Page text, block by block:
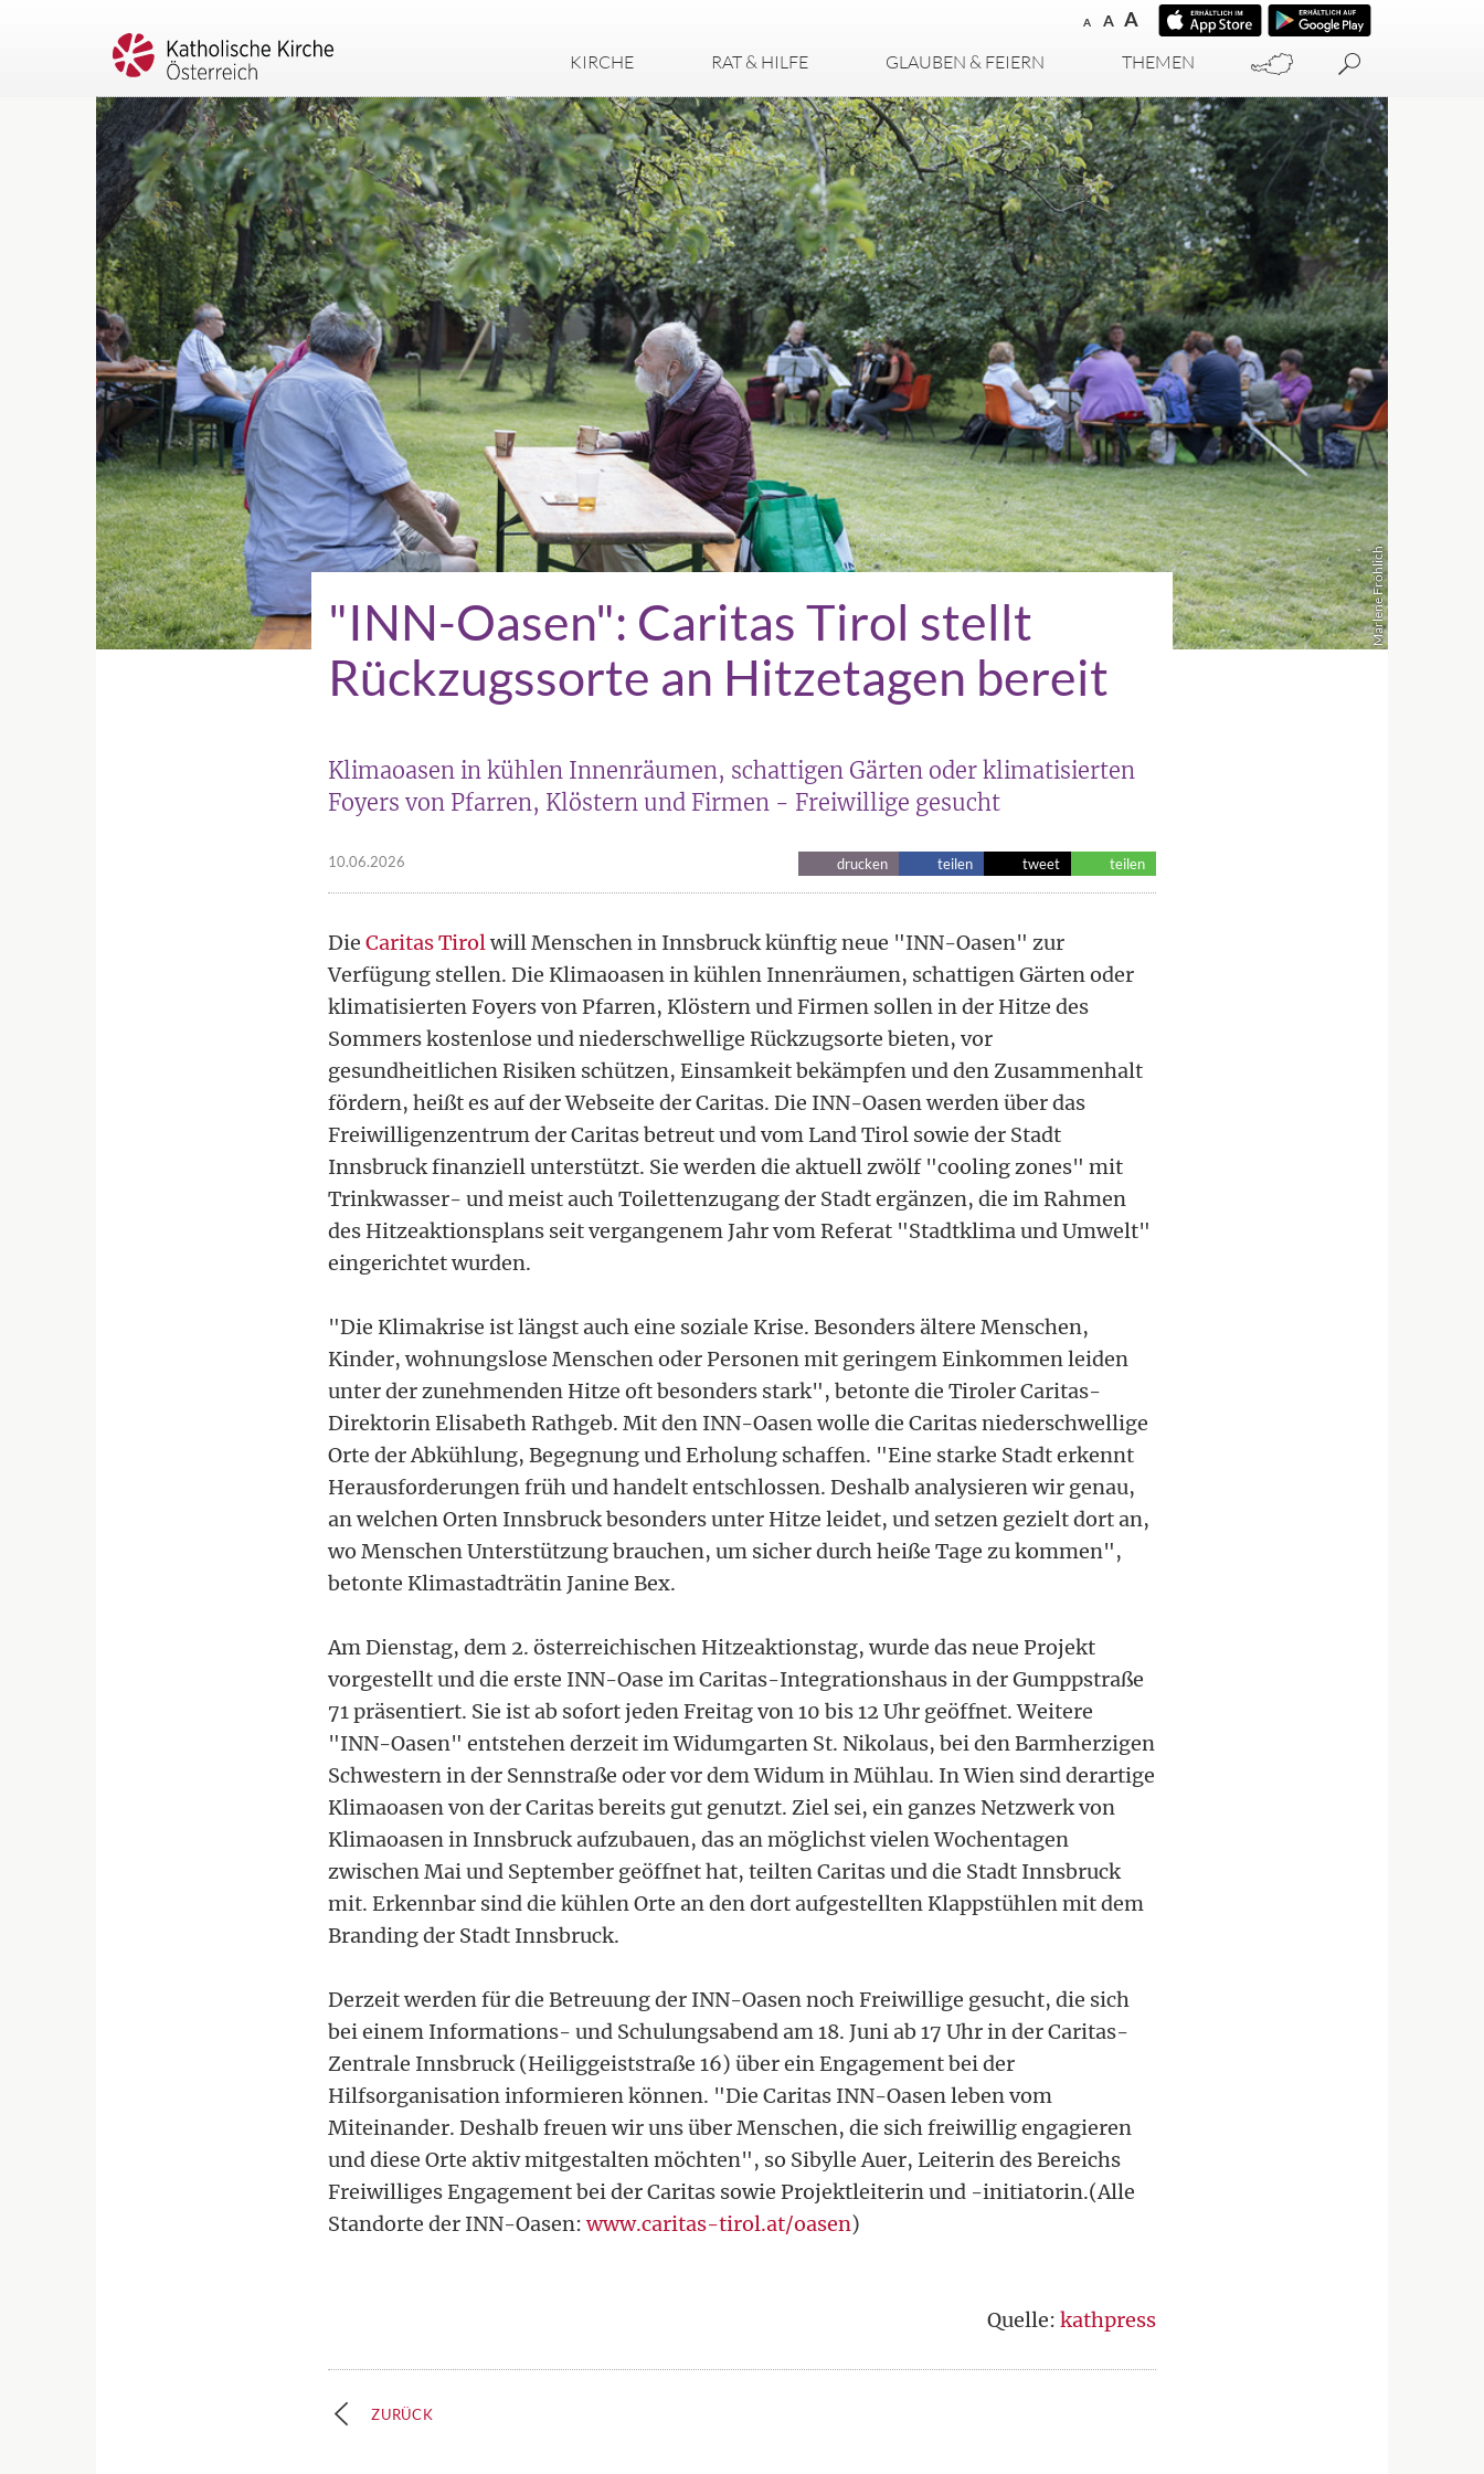
A A A
KIRCHE RAT & HILFE GLAUBEN & FEIERN THEMEN
Marlene Fröhlich
"INN-Oasen": Caritas Tirol stellt
Rückzugssorte an Hitzetagen bereit
Klimaoasen in kühlen Innenräumen, schattigen Gärten oder klimatisierten
Foyers von Pfarren, Klöstern und Firmen - Freiwillige gesucht
10.06.2026 drucken teilen tweet teilen
Die Caritas Tirolwill Menschen in Innsbruck künftig neue "INN-Oasen" zur
Verfügung stellen. Die Klimaoasen in kühlen Innenräumen, schattigen Gärten oder
klimatisierten Foyers von Pfarren, Klöstern und Firmen sollen in der Hitze des
Sommers kostenlose und niederschwellige Rückzugsorte bieten, vor
gesundheitlichen Risiken schützen, Einsamkeit bekämpfen und den Zusammenhalt
fördern, heißt es auf der Webseite der Caritas. Die INN-Oasen werden über das
Freiwilligenzentrum der Caritas betreut und vom Land Tirol sowie der Stadt
Innsbruck finanziell unterstützt. Sie werden die aktuell zwölf "cooling zones" mit
Trinkwasser- und meist auch Toilettenzugang der Stadt ergänzen, die im Rahmen
des Hitzeaktionsplans seit vergangenem Jahr vom Referat "Stadtklima und Umwelt"
eingerichtet wurden.
"Die Klimakrise ist längst auch eine soziale Krise. Besonders ältere Menschen,
Kinder, wohnungslose Menschen oder Personen mit geringem Einkommen leiden
unter der zunehmenden Hitze oft besonders stark", betonte die Tiroler Caritas-
Direktorin Elisabeth Rathgeb. Mit den INN-Oasen wolle die Caritas niederschwellige
Orte der Abkühlung, Begegnung und Erholung schaffen. "Eine starke Stadt erkennt
Herausforderungen früh und handelt entschlossen. Deshalb analysieren wir genau,
an welchen Orten Innsbruck besonders unter Hitze leidet, und setzen gezielt dort an,
wo Menschen Unterstützung brauchen, um sicher durch heiße Tage zu kommen",
betonte Klimastadträtin Janine Bex.
Am Dienstag, dem 2. österreichischen Hitzeaktionstag, wurde das neue Projekt
vorgestellt und die erste INN-Oase im Caritas-Integrationshaus in der Gumppstraße
71 präsentiert. Sie ist ab sofort jeden Freitag von 10 bis 12 Uhr geöffnet. Weitere
"INN-Oasen" entstehen derzeit im Widumgarten St. Nikolaus, bei den Barmherzigen
Schwestern in der Sennstraße oder vor dem Widum in Mühlau. In Wien sind derartige
Klimaoasen von der Caritas bereits gut genutzt. Ziel sei, ein ganzes Netzwerk von
Klimaoasen in Innsbruck aufzubauen, das an möglichst vielen Wochentagen
zwischen Mai und September geöffnet hat, teilten Caritas und die Stadt Innsbruck
mit. Erkennbar sind die kühlen Orte an den dort aufgestellten Klappstühlen mit dem
Branding der Stadt Innsbruck.
Derzeit werden für die Betreuung der INN-Oasen noch Freiwillige gesucht, die sich
bei einem Informations- und Schulungsabend am 18. Juni ab 17 Uhr in der Caritas-
Zentrale Innsbruck (Heiliggeiststraße 16) über ein Engagement bei der
Hilfsorganisation informieren können. "Die Caritas INN-Oasen leben vom
Miteinander. Deshalb freuen wir uns über Menschen, die sich freiwillig engagieren
und diese Orte aktiv mitgestalten möchten", so Sibylle Auer, Leiterin des Bereichs
Freiwilliges Engagement bei der Caritas sowie Projektleiterin und -initiatorin.(Alle
Standorte der INN-Oasen:www.caritas-tirol.at/oasen)
Quelle: kathpress
ZURÜCK